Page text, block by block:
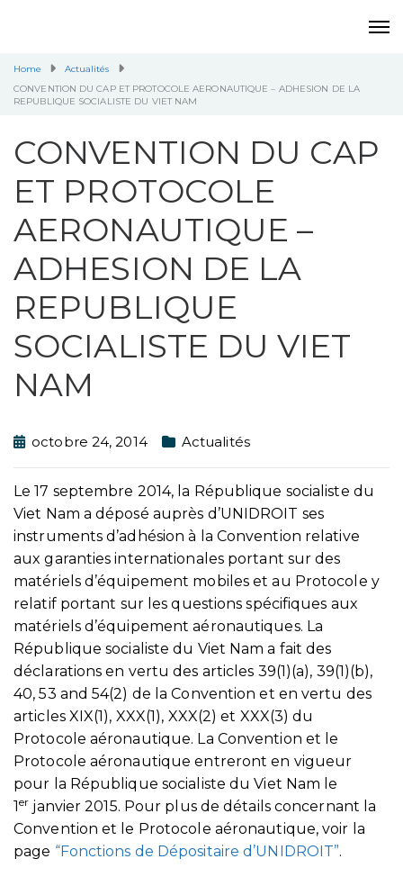
Home
Actualités
CONVENTION DU CAP ET PROTOCOLE AERONAUTIQUE – ADHESION DE LA
REPUBLIQUE SOCIALISTE DU VIET NAM
CONVENTION DU CAP
ET PROTOCOLE
AERONAUTIQUE –
ADHESION DE LA
REPUBLIQUE
SOCIALISTE DU VIET
NAM
octobre 24, 2014 Actualités
Le 17 septembre 2014, la République socialiste du
Viet Nam a déposé auprès d’UNIDROIT ses
instruments d’adhésion à la Convention relative
aux garanties internationales portant sur des
matériels d’équipement mobiles et au Protocole y
relatif portant sur les questions spécifiques aux
matériels d’équipement aéronautiques. La
République socialiste du Viet Nam a fait des
déclarations en vertu des articles 39(1)(a), 39(1)(b),
40, 53 and 54(2) de la Convention et en vertu des
articles XIX(1), XXX(1), XXX(2) et XXX(3) du
Protocole aéronautique. La Convention et le
Protocole aéronautique entreront en vigueur
pour la République socialiste du Viet Nam le
1er janvier 2015. Pour plus de détails concernant la
Convention et le Protocole aéronautique, voir la
page “Fonctions de Dépositaire d’UNIDROIT”.